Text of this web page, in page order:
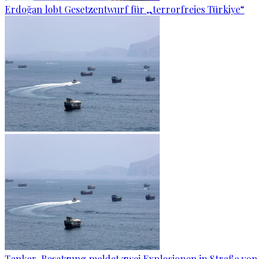
Erdoğan lobt Gesetzentwurf für „terrorfreies Türkiye“